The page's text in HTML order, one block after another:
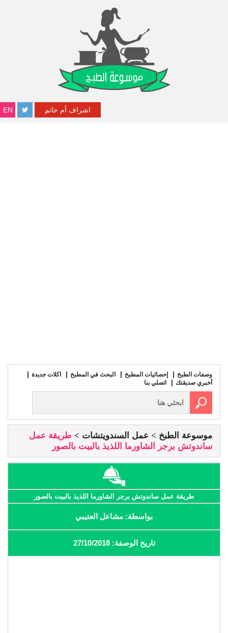
EN اشراف أم حاتم
وصفات الطبخ إحصائيات المطبخ البحث في المطبخ
اكلات جديدة
أخبري صديقتك
اتصلي بنا
موسوعة الطبخ عمل السندويتشات
طريقة عمل
ساندوتش برجر الشاورما اللذيذ بالبيت بالصور
طريقة عمل ساندوتش برجر الشاورما اللذيذ بالبيت بالصور
بواسطة: مشاعل العتيبي
تاريخ الوصفة: 27/10/2018